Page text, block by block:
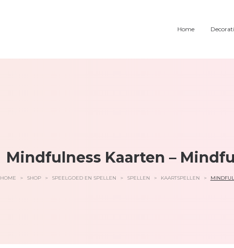
Home
Mindfulness Kaarten –
HOME > SHOP > SPEELGOED EN SPELLEN > SPELLEN > KAARTSPELLEN >